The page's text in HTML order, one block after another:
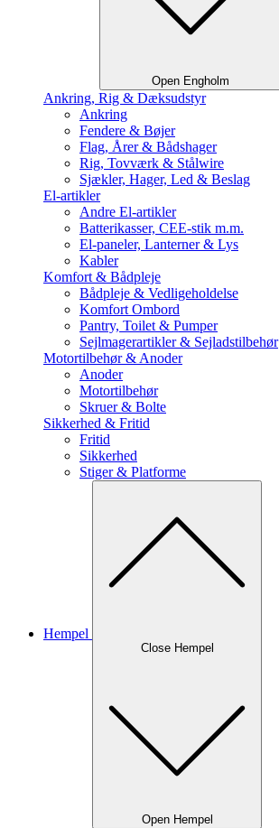
Open Engholm
Ankring, Rig & Dæksudstyr
Ankring
Fendere & Bøjer
Flag, Årer & Bådshager
Rig, Tovværk & Stålwire
Sjækler, Hager, Led & Beslag
El-artikler
Andre El-artikler
Batterikasser, CEE-stik m.m.
El-paneler, Lanterner & Lys
Kabler
Komfort & Bådpleje
Bådpleje & Vedligeholdelse
Komfort Ombord
Pantry, Toilet & Pumper
Sejlmagerartikler & Sejladstilbehør
Motortilbehør & Anoder
Anoder
Motortilbehør
Skruer & Bolte
Sikkerhed & Fritid
Fritid
Sikkerhed
Stiger & Platforme
Hempel
Close Hempel
Open Hempel